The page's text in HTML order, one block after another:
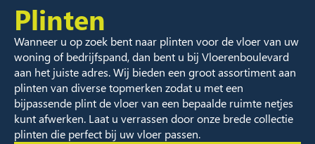
Plinten
Wanneer u op zoek bent naar plinten voor de vloer van uw
woning of bedrijfspand, dan bent u bij Vloerenboulevard
aan het juiste adres. Wij bieden een groot assortiment aan
plinten van diverse topmerken zodat u met een
bijpassende plint de vloer van een bepaalde ruimte netjes
kunt afwerken. Laat u verrassen door onze brede collectie
plinten die perfect bij uw vloer passen.